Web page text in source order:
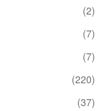
(2)
(7)
(7)
(220)
(37)